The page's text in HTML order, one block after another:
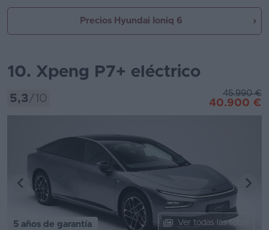
Precios Hyundai Ioniq 6
10. Xpeng P7+ eléctrico
5,3 /10 45.990 €
40.900 €
5 años de garantía Ver todas las fotos